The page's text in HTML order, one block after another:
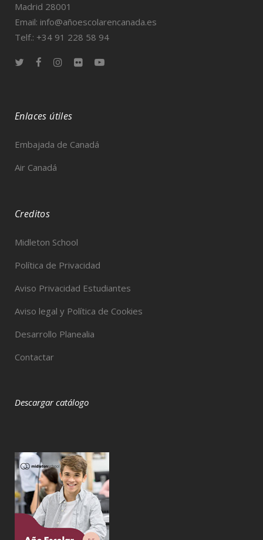
Madrid 28001
Email: info@añoescolarencanada.es
Telf.: +34 91 228 58 94
Enlaces útiles
Embajada de Canadá
Air Canadá
Creditos
Midleton School
Política de Privacidad
Aviso Privacidad Estudiantes
Aviso legal y Política de Cookies
Desarrollo Planealia
Contactar
Descargar catálogo